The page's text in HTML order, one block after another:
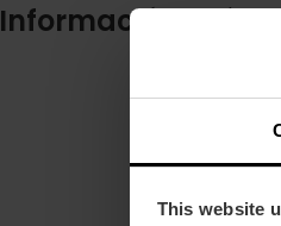
This website
Información